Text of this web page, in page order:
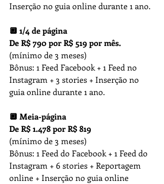
Inserção no guia online durante 1 ano.
🔲 1/4 de página
De R$ 790 por R$ 519 por mês.
(mínimo de 3 meses)
Bônus: 1 Feed Facebook + 1 Feed no
Instagram + 3 stories + Inserção no
guia online durante 1 ano.
🔲 Meia-página
De R$ 1.478 por R$ 819
(mínimo de 3 meses)
Bônus: 1 Feed do Facebook + 1 Feed do
Instagram + 6 stories + Reportagem
online + Inserção no guia online